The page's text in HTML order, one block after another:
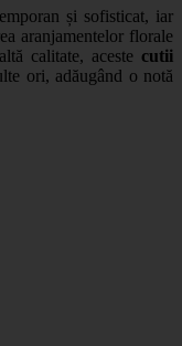
și sofisticat, iar
aranjamentelor florale
calitate, aceste cutii
ori, adăugând o notă